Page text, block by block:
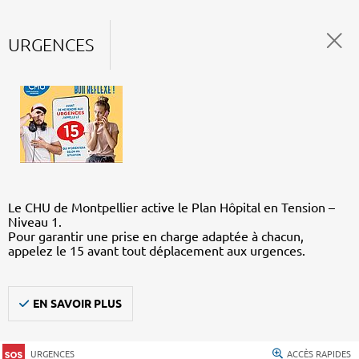
URGENCES
Le CHU de Montpellier active le Plan Hôpital en Tension –
Niveau 1.
Pour garantir une prise en charge adaptée à chacun,
appelez le 15 avant tout déplacement aux urgences.
EN SAVOIR PLUS
URGENCES ACCÈS RAPIDES